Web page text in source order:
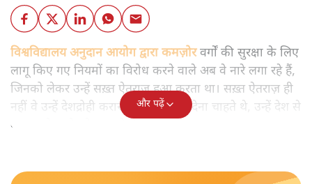
विश्वविद्यालय अनुदान आयोग द्वारा कमज़ोरवर्गों की सुरक्षा के लिए
लागू किए गए नियमों का विरोध करने वाले अब वे नारे लगा रहे हैं,
जिनको लेकर उन्हें सख़्त ऐतराज़ हुआ करता था। सख़्त ऐतराज़ ही
नहीं वे उन्हें देशद्रोही करार देकर जेल भेज देना चाहते थे, उन्हें देश से
बाहर चले जाने को कह रहे थे।
और पढ़ें